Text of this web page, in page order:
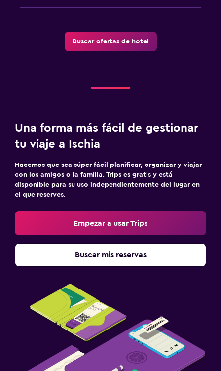
Cuidado de niños o guardería
Comidas para niños
Equipo infantil para zona de juegos al aire libre
Lavandería
Lavandería
Servicio de planchado
Servicios de lavandería/tintorería
Armario o clóset
Accesibilidad y adecuación
Áreas designadas para fumadores
Habitaciones para no fumadores disponibles
Buscar ofertas de hotel
Una forma más fácil de gestionar
tu viaje a Ischia
Hacemos que sea súper fácil planificar, organizar y viajar
con los amigos o la familia. Trips es gratis y está
disponible para su uso independientemente del lugar en
el que reserves.
Empezar a usar Trips
Buscar mis reservas